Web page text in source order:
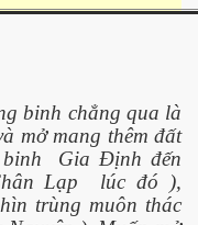
binh chẳng qua là
mở mang thêm đất
Gia Định đến
Lạp
lúc đó ),
trùng muôn thác